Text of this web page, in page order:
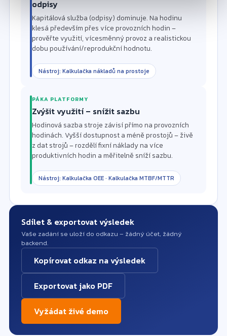
odpisy
Kapitálová služba (odpisy) dominuje. Na hodinu
klesá především přes více provozních hodin –
prověřte využití, vícesměnný provoz a realistickou
dobu používání/reprodukční hodnotu.
Nástroj: Kalkulačka nákladů na prostoje
PÁKA PLATFORMY
Zvýšit využití – snížit sazbu
Hodinová sazba stroje závisí přímo na provozních
hodinách. Vyšší dostupnost a méně prostojů – živě
z dat strojů – rozdělí fixní náklady na více
produktivních hodin a měřitelně sníží sazbu.
Nástroj: Kalkulačka OEE · Kalkulačka MTBF/MTTR
Sdílet & exportovat výsledek
Vaše zadání se uloží do odkazu – žádný účet, žádný
backend.
Kopírovat odkaz na výsledek
Exportovat jako PDF
Vyžádat živé demo